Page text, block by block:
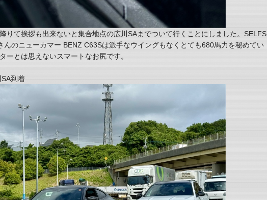
りて挨拶も出来ないと集合地点の広川SAまでついて行くことにしました。SELFS
んのニューカマー BENZ C63Sは派手なウイングもなくとても680馬力を秘めてい
ーとは思えないスマートなお尻です。
到着